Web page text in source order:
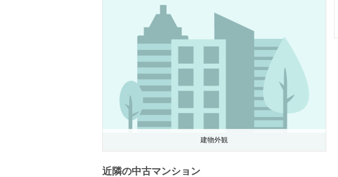
建物外観
近隣の中古マンション